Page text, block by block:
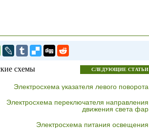
схемы СЛЕДУЮЩИЕ СТАТЬИ
Электросхема указателя левого поворота
Электросхема переключателя направления
движения света фар
Электросхема питания освещения